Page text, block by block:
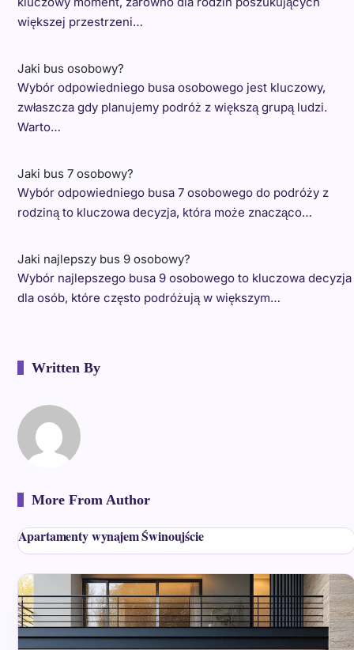
większej przestrzeni…
Jaki bus osobowy?
Wybór odpowiedniego busa osobowego jest kluczowy,
zwłaszcza gdy planujemy podróż z większą grupą ludzi.
Warto…
Jaki bus 7 osobowy?
Wybór odpowiedniego busa 7 osobowego do podróży z
rodziną to kluczowa decyzja, która może znacząco…
Jaki najlepszy bus 9 osobowy?
Wybór najlepszego busa 9 osobowego to kluczowa decyzja
dla osób, które często podróżują w większym…
Written By
More From Author
Apartamenty wynajem Świnoujście